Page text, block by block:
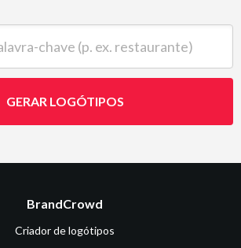
GERAR LOGÓTIPOS
BrandCrowd
Criador de logótipos